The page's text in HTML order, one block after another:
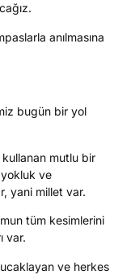
anılmasına
bugün bir yol
mutlu bir
yokluk ve
yani millet var.
tüm kesimlerini
var.
ve herkes